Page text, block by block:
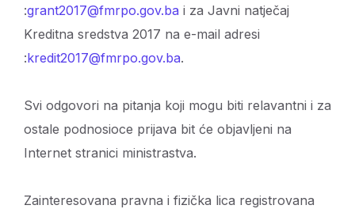
:grant2017@fmrpo.gov.ba i za Javni natječaj
Kreditna sredstva 2017 na e-mail adresi
:kredit2017@fmrpo.gov.ba.
Svi odgovori na pitanja koji mogu biti relavantni i za
ostale podnosioce prijava bit će objavljeni na
Internet stranici ministrastva.
Zainteresovana pravna i fizička lica registrovana